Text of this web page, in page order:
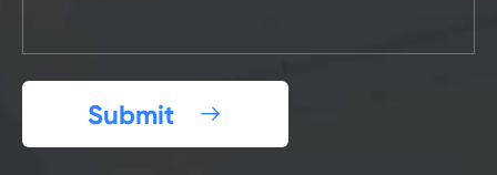
Submit 